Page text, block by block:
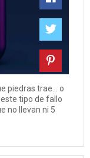
piedras trae… o
tipo de fallo
no llevan ni 5